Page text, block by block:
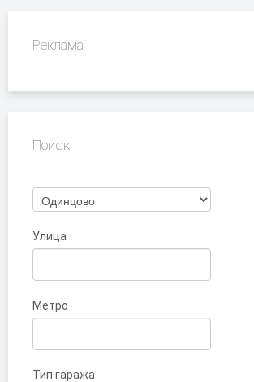
Реклама
Поиск
Улица
Метро
Тип гаража